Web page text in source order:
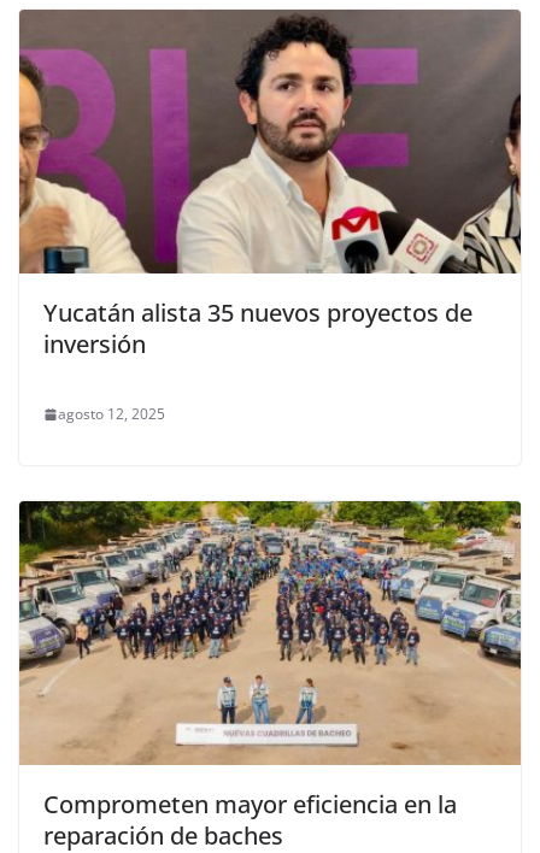
Yucatán alista 35 nuevos proyectos de
inversión
agosto 12, 2025
Comprometen mayor eficiencia en la
reparación de baches